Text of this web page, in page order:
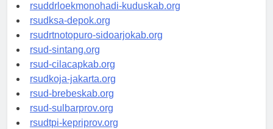
rsuddrloekmonohadi-kuduskab.org
rsudksa-depok.org
rsudrtnotopuro-sidoarjokab.org
rsud-sintang.org
rsud-cilacapkab.org
rsudkoja-jakarta.org
rsud-brebeskab.org
rsud-sulbarprov.org
rsudtpi-kepriprov.org